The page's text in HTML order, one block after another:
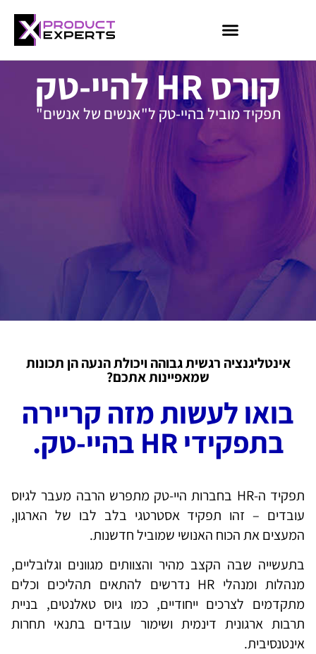
קורס HR להיי-טק
תפקיד מוביל בהיי-טק ל"אנשים של אנשים"
אינטליגנציה רגשית גבוהה ויכולת הנעה הן תכונות
שמאפיינות אתכם?
בואו לעשות מזה קריירה
בתפקידי HR בהיי-טק.
תפקיד ה-HR בחברות היי-טק מתפרש הרבה מעבר לגיוס
עובדים – זהו תפקיד אסטרטגי בלב לבו של הארגון,
המעצים את הכוח האנושי שמוביל חדשנות.
בתעשייה שבה הקצב מהיר והצוותים מגוונים וגלובליים,
מנהלות ומנהלי HR נדרשים להתאים תהליכים וכלים
מתקדמים לצרכים ייחודיים, כמו גיוס טאלנטים, בניית
תרבות ארגונית דינמית ושימור עובדים בתנאי תחרות
אינטנסיבית.